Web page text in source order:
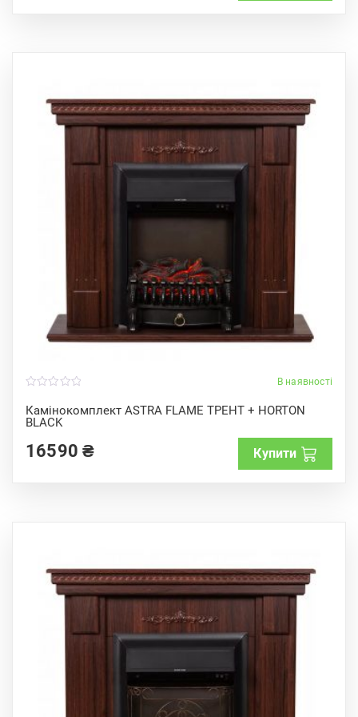
В наявності
Камінокомплект ASTRA FLAME ТРЕНТ + HORTON
BLACK
o
u
t
f16590₴ Купити